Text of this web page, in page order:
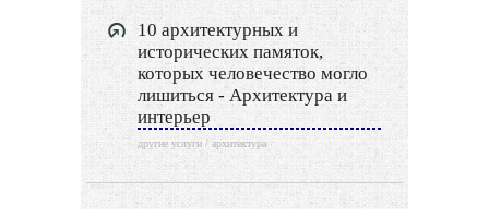
10 архитектурных и
исторических памяток,
которых человечество могло
лишиться - Архитектура и
интерьер
другие услуги / архитектура